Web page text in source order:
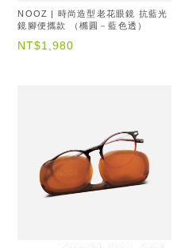
NOOZ | 時尚造型老花眼鏡 抗藍光
鏡腳便攜款 （橢圓－藍色透）
NT$1,980